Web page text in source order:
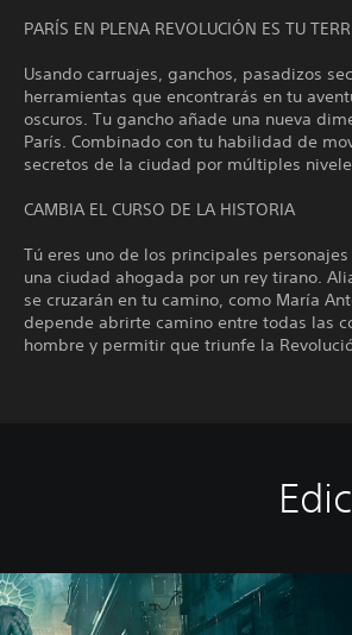
PARÍS EN PLENA REVOLUCIÓN ES TU
Usando carruajes, ganchos, pasadizos
herramientas que encontrarás en tu
oscuros. Tu gancho añade una nueva
París. Combinado con tu habilidad de
secretos de la ciudad por múltiples
CAMBIA EL CURSO DE LA HISTORIA
Tú eres uno de los principales
una ciudad ahogada por un rey tirano.
se cruzarán en tu camino, como María
depende abrirte camino entre todas las
hombre y permitir que triunfe la